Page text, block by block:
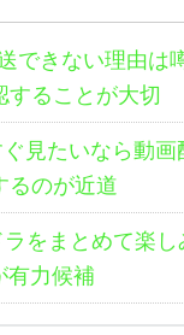
できない理由は
することが大切
見たいなら動画
るのが近道
をまとめて楽し
力候補